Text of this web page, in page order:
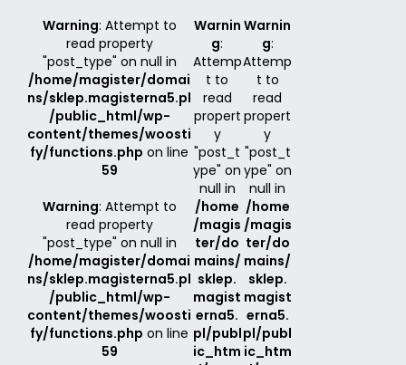
Warning: Attempt to
read property
"post_type" on null in
/home/magister/domai
ns/sklep.magisterna5.pl
/public_html/wp-
content/themes/woosti
fy/functions.php on line
59
Warning: Attempt to
read property
"post_type" on null in
/home/magister/domai
ns/sklep.magisterna5.pl
/public_html/wp-
content/themes/woosti
fy/functions.php on line
59
Warnin
g:
Attemp
t to
read
propert
y
"post_t
ype" on
null in
/home
/magis
ter/do
mains/
sklep.
magist
erna5.
pl/publ
ic_htm
Warnin
g:
Attemp
t to
read
propert
y
"post_t
ype" on
null in
/home
/magis
ter/do
mains/
sklep.
magist
erna5.
pl/publ
ic_htm